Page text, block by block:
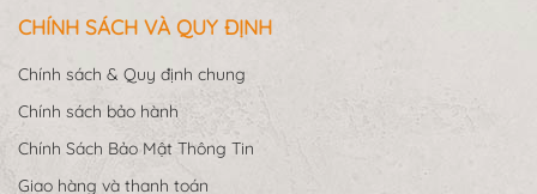
CHÍNH SÁCH VÀ QUY ĐỊNH
Chính sách & Quy định chung
Chính sách bảo hành
Chính Sách Bảo Mật Thông Tin
Giao hàng và thanh toán